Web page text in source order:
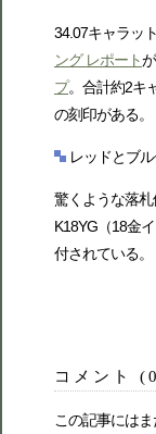
34.07キャラッ
ング レポート
プ。合計約2キ
の刻印がある。
レッドとブ
驚くような落
K18YG（18金
付されている。
コメント
この記事には